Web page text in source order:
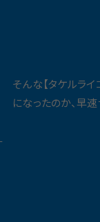
そんな【タケルラ
になったのか、早